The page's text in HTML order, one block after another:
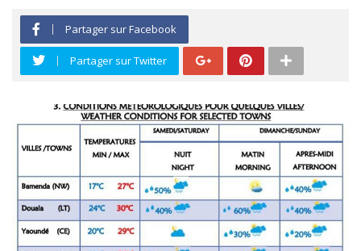
Partager sur Facebook
Partager sur Twitter